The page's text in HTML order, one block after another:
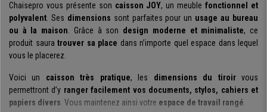
Chaisepro vous présente son caisson JOY, un meublefonctionnel et
polyvalent. Ses dimensions sont parfaites pour un usage au bureau
ou à la maison. Grâce à son design moderne et minimaliste, ce
produit saura trouver sa place dans n’importe quel espace dans lequel
vous le placerez.
Voici un caisson très pratique, les dimensions du tiroirvous
permettront d’y ranger facilement vos documents, stylos, cahiers et
papiers divers. Vous maintenez ainsi votre espace de travail rangé.